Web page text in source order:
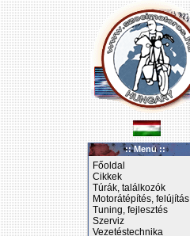
:: Menü ::
Főoldal
Cikkek
Túrák, találkozók
Motorátépítés, felújítás
Tuning, fejlesztés
Szerviz
Vezetéstechnika